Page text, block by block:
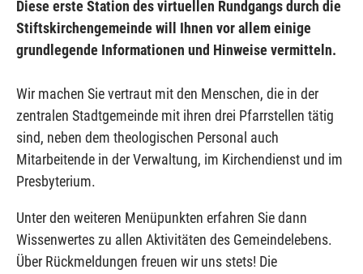
Diese erste Station des virtuellen Rundgangs durch die
Stiftskirchengemeinde will Ihnen vor allem einige
grundlegende Informationen und Hinweise vermitteln.
Wir machen Sie vertraut mit den Menschen, die in der
zentralen Stadtgemeinde mit ihren drei Pfarrstellen tätig
sind, neben dem theologischen Personal auch
Mitarbeitende in der Verwaltung, im Kirchendienst und im
Presbyterium.
Unter den weiteren Menüpunkten erfahren Sie dann
Wissenwertes zu allen Aktivitäten des Gemeindelebens.
Über Rückmeldungen freuen wir uns stets! Die